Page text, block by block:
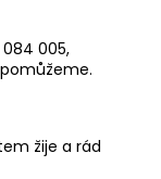
005,
žije a rád